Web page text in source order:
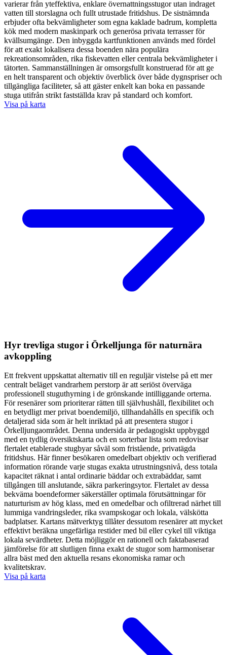
varierar från yteffektiva, enklare övernattningsstugor utan indraget
vatten till storslagna och fullt utrustade fritidshus. De sistnämnda
erbjuder ofta bekvämligheter som egna kaklade badrum, kompletta
kök med modern maskinpark och generösa privata terrasser för
kvällsumgänge. Den inbyggda kartfunktionen används med fördel
för att exakt lokalisera dessa boenden nära populära
rekreationsområden, rika fiskevatten eller centrala bekvämligheter i
tätorten. Sammanställningen är omsorgsfullt konstruerad för att ge
en helt transparent och objektiv överblick över både dygnspriser och
tillgängliga faciliteter, så att gäster enkelt kan boka en passande
stuga utifrån strikt fastställda krav på standard och komfort.
Visa på karta
Hyr trevliga stugor i Örkelljunga för naturnära
avkoppling
Ett frekvent uppskattat alternativ till en reguljär vistelse på ett mer
centralt beläget vandrarhem perstorp är att seriöst överväga
professionell stuguthyrning i de grönskande intilliggande orterna.
För resenärer som prioriterar rätten till självhushåll, flexibilitet och
en betydligt mer privat boendemiljö, tillhandahålls en specifik och
detaljerad sida som är helt inriktad på att presentera stugor i
Örkelljungaområdet. Denna undersida är pedagogiskt uppbyggd
med en tydlig översiktskarta och en sorterbar lista som redovisar
flertalet etablerade stugbyar såväl som fristående, privatägda
fritidshus. Här finner besökaren omedelbart objektiv och verifierad
information rörande varje stugas exakta utrustningsnivå, dess totala
kapacitet räknat i antal ordinarie bäddar och extrabäddar, samt
tillgången till anslutande, säkra parkeringsytor. Flertalet av dessa
bekväma boendeformer säkerställer optimala förutsättningar för
naturturism av hög klass, med en omedelbar och ofiltrerad närhet till
lummiga vandringsleder, rika svampskogar och lokala, välskötta
badplatser. Kartans mätverktyg tillåter dessutom resenärer att mycket
effektivt beräkna ungefärliga restider med bil eller cykel till viktiga
lokala sevärdheter. Detta möjliggör en rationell och faktabaserad
jämförelse för att slutligen finna exakt de stugor som harmoniserar
allra bäst med den aktuella resans ekonomiska ramar och
kvalitetskrav.
Visa på karta